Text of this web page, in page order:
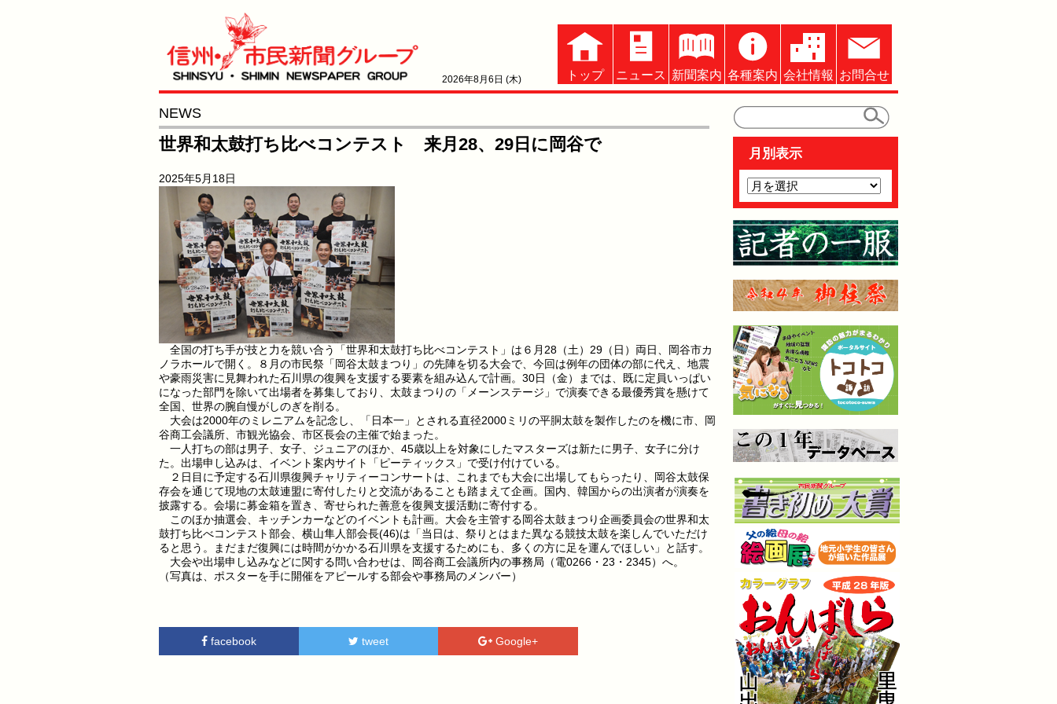
2026年8月6日 (木) トップ ニュース 新聞案内 各種案内 会社情報 お問合せ
NEWS
世界和太鼓打ち比べコンテスト 来月28、29日に岡谷で
2025年5月18日
全国の打ち手が技と力を競い合う「世界和太鼓打ち比べコンテスト」は６月28（土）29（日）両日、岡谷市カ
ノラホールで開く。８月の市民祭「岡谷太鼓まつり」の先陣を切る大会で、今回は例年の団体の部に代え、地震
や豪雨災害に見舞われた石川県の復興を支援する要素を組み込んで計画。30日（金）までは、既に定員いっぱい
になった部門を除いて出場者を募集しており、太鼓まつりの「メーンステージ」で演奏できる最優秀賞を懸けて
全国、世界の腕自慢がしのぎを削る。
大会は2000年のミレニアムを記念し、「日本一」とされる直径2000ミリの平胴太鼓を製作したのを機に市、岡
谷商工会議所、市観光協会、市区長会の主催で始まった。
一人打ちの部は男子、女子、ジュニアのほか、45歳以上を対象にしたマスターズは新たに男子、女子に分け
た。出場申し込みは、イベント案内サイト「ピーティックス」で受け付けている。
２日目に予定する石川県復興チャリティーコンサートは、これまでも大会に出場してもらったり、岡谷太鼓保
存会を通じて現地の太鼓連盟に寄付したりと交流があることも踏まえて企画。国内、韓国からの出演者が演奏を
披露する。会場に募金箱を置き、寄せられた善意を復興支援活動に寄付する。
このほか抽選会、キッチンカーなどのイベントも計画。大会を主管する岡谷太鼓まつり企画委員会の世界和太
鼓打ち比べコンテスト部会、横山隼人部会長(46)は「当日は、祭りとはまた異なる競技太鼓を楽しんでいただけ
ると思う。まだまだ復興には時間がかかる石川県を支援するためにも、多くの方に足を運んでほしい」と話す。
大会や出場申し込みなどに関する問い合わせは、岡谷商工会議所内の事務局（電0266・23・2345）へ。
（写真は、ポスターを手に開催をアピールする部会や事務局のメンバー）
facebook tweet Google+
月別表示